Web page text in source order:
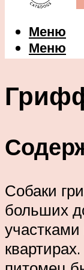
Меню
Меню
Собаки
больших